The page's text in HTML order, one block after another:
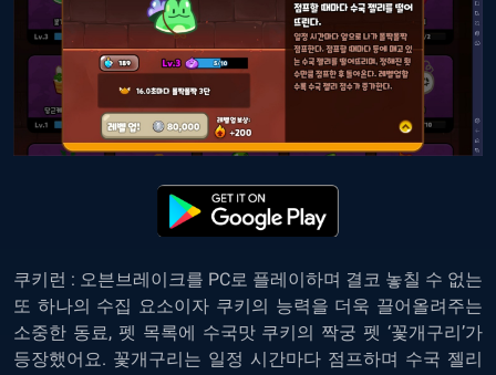
쿠키런 : 오븐브레이크를 PC로 플레이하며 결코 놓칠 수 없는
또 하나의 수집 요소이자 쿠키의 능력을 더욱 끌어올려주는
소중한 동료, 펫 목록에 수국맛 쿠키의 짝궁 펫 ‘꽃개구리’가
등장했어요. 꽃개구리는 일정 시간마다 점프하며 수국 젤리